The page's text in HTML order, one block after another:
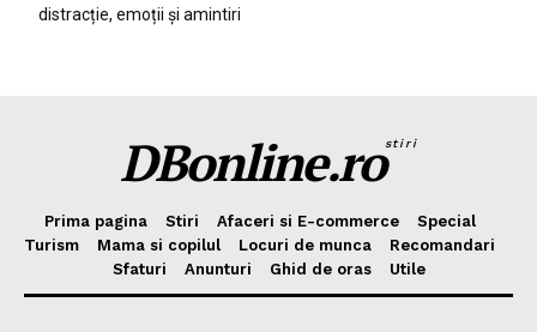
distracție, emoții și amintiri
DBonline.rostiri
Prima pagina Stiri Afaceri si E-commerce
Special
Turism
Mama si copilul Locuri de munca
Recomandari
Sfaturi
Anunturi Ghid de oras Utile